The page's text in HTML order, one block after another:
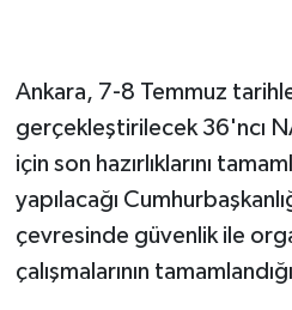
Ankara, 7-8 Temmuz
gerçekleştirilecek 36'ncı
için son hazırlıklarını
yapılacağı
çevresinde güvenlik ile
çalışmalarının
Sokak Hayvanlarını
Sonsöz Özel
Vasıta